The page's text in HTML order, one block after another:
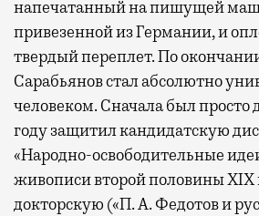
напечатанный на пишущей
привезенной из Германии, и
твердый переплет. По
Сарабьянов стал абсолютно
человеком. Сначала был просто
году защитил кандидатскую
«Народно-освободительные
живописи второй половины XIX
докторскую («П. А. Федотов и